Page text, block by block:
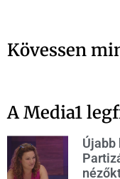
Kövessen
A Media1
Újabb